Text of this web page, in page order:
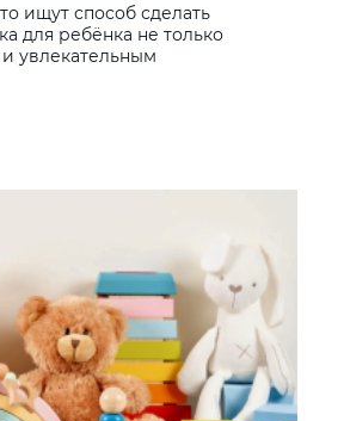
ищут способ сделать
для ребёнка не только
увлекательным